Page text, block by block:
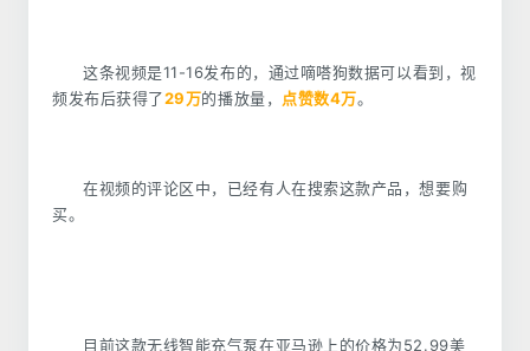
这条视频是11-16发布的，通过嘀嗒狗数据可以看到，视
频发布后获得了29万的播放量， 点赞数4万。
在视频的评论区中，已经有人在搜索这款产品，想要购
买。
目前这款无线智能充气泵在亚马逊上的价格为52.99美